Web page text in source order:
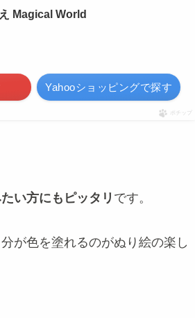
Magical World
Yahooショッピングで探す
ポチップ
い方にもピッタリ です。
が色を塗れるのがぬり絵の楽し